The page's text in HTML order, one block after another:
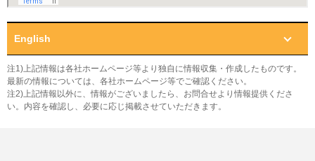
English
注1)上記情報は各社ホームページ等より独自に情報収集・作成したものです。
最新の情報については、各社ホームページ等でご確認ください。
注2)上記情報以外に、情報がございましたら、お問合せより情報提供くださ
い。内容を確認し、必要に応じ掲載させていただきます。